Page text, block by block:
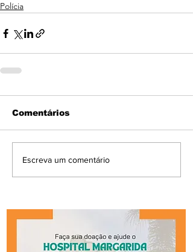
Polícia
Comentários
Escreva um comentário